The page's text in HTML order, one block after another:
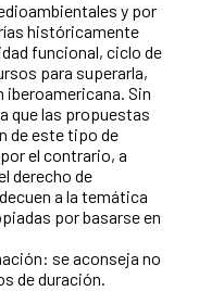
y por
históricamente
funcional, ciclo de
para superarla,
Sin
que las propuestas
de este tipo de
el contrario, a
derecho de
a la temática
por basarse en
se aconseja no
de duración.